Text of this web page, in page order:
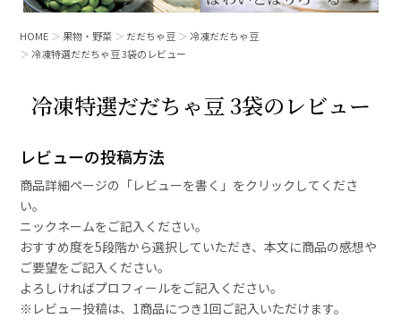
HOME 果物・野菜 だだちゃ豆
冷凍だだちゃ豆
冷凍特選だだちゃ豆 3袋のレビュー
冷凍特選だだちゃ豆 3袋のレビュー
レビューの投稿方法
商品詳細ページの「レビューを書く」をクリックしてくださ
い。
ニックネームをご記入ください。
おすすめ度を5段階から選択していただき、本文に商品の感想や
ご要望をご記入ください。
よろしければプロフィールをご記入ください。
※レビュー投稿は、1商品につき1回ご記入いただけます。